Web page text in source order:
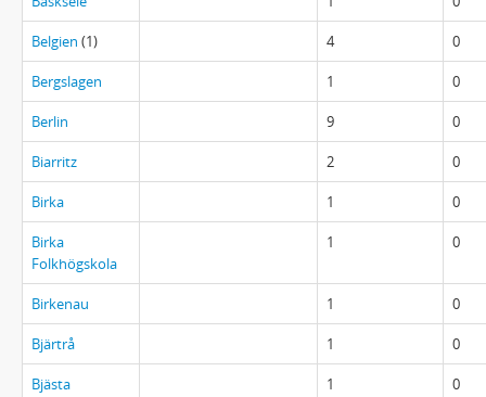
Belgien (1) 4 0
Bergslagen 1 0
Berlin 9 0
Biarritz 2 0
Birka 1 0
Birka
Folkhögskola
1 0
Birkenau 1 0
Bjärtrå 1 0
Bjästa 1 0